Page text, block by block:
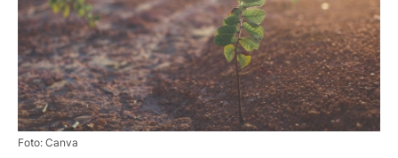
Foto: Canva